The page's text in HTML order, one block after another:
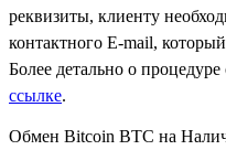
реквизиты, клиенту
контактного Е-mail,
Более детально о
ссылке.
Обмен Bitcoin BTC на